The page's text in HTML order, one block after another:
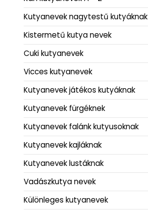
Kutyanevek nagytestű kutyáknak
Kistermetű kutya nevek
Cuki kutyanevek
Vicces kutyanevek
Kutyanevek játékos kutyáknak
Kutyanevek fürgéknek
Kutyanevek falánk kutyusoknak
Kutyanevek kajláknak
Kutyanevek lustáknak
Vadászkutya nevek
Különleges kutyanevek